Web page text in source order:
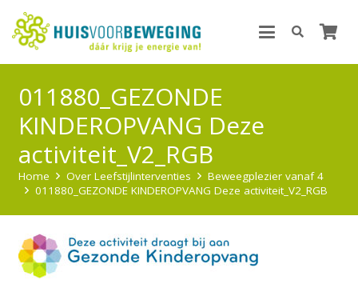
011880_GEZONDE
KINDEROPVANG Deze
activiteit_V2_RGB
Home Over Leefstijlinterventies
Beweegplezier vanaf 4
011880_GEZONDE KINDEROPVANG Deze activiteit_V2_RGB